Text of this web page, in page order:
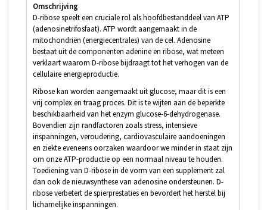
Omschrijving
D-ribose speelt een cruciale rol als hoofdbestanddeel van ATP
(adenosinetrifosfaat). ATP wordt aangemaakt in de
mitochondriën (energiecentrales) van de cel. Adenosine
bestaat uit de componenten adenine en ribose, wat meteen
verklaart waarom D-ribose bijdraagt tot het verhogen van de
cellulaire energieproductie.
Ribose kan worden aangemaakt uit glucose, maar dit is een
vrij complex en traag proces. Dit is te wijten aan de beperkte
beschikbaarheid van het enzym glucose-6-dehydrogenase.
Bovendien zijn randfactoren zoals stress, intensieve
inspanningen, veroudering, cardiovasculaire aandoeningen
en ziekte eveneens oorzaken waardoor we minder in staat zijn
om onze ATP-productie op een normaal niveau te houden.
Toediening van D-ribose in de vorm van een supplement zal
dan ook de nieuwsynthese van adenosine ondersteunen. D-
ribose verbetert de spierprestaties en bevordert het herstel bij
lichamelijke inspanningen.